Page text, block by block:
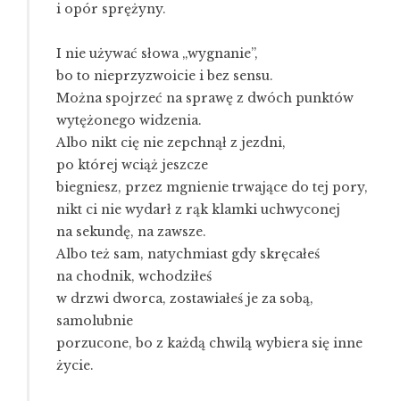
i opór sprężyny.
I nie używać słowa „wygnanie”,
bo to nieprzyzwoicie i bez sensu.
Można spojrzeć na sprawę z dwóch punktów
wytężonego widzenia.
Albo nikt cię nie zepchnął z jezdni,
po której wciąż jeszcze
biegniesz, przez mgnienie trwające do tej pory,
nikt ci nie wydarł z rąk klamki uchwyconej
na sekundę, na zawsze.
Albo też sam, natychmiast gdy skręcałeś
na chodnik, wchodziłeś
w drzwi dworca, zostawiałeś je za sobą,
samolubnie
porzucone, bo z każdą chwilą wybiera się inne
życie.